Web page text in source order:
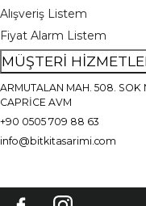
Alışveriş Listem
Fiyat Alarm Listem
MÜŞTERİ
ARMUTALAN MAH. 508.
CAPRİCE AVM
+90 0505 709 88 63
info@bitkitasarimi.com